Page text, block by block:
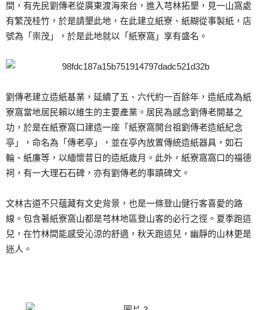
間，有先民劉傳老從廣東渡海來台，進入芎林拓墾，見一山窩處
有繁茂桂竹，於是請墾此地，在此建立紙寮、紙糊從事製紙，店
號為「崇茂」，於是此地就以「紙寮窩」享有盛名。
劉傳老建立造紙基業，延續了五、六代約一百餘年，造紙成為紙
寮窩當地居民賴以維生的主要產業。居民為感念劉傳老開基之
功，於是在紙寮窩口建造一座「紙寮窩開台祖劉傳老造紙紀念
亭」，命名為「傳老亭」，並在亭內放置傳統造紙器具，如石
輪、紙廉等，以緬懷昔日的造紙歲月。此外，紙寮窩窩口的福德
祠，有一大理石石碑，亦有劉傳老的事蹟碑文。
文林古道不只蘊藏有文史背景，也是一條登山健行客喜愛的路
線。包含著紙寮窩山都是芎林地區登山客的必行之徑。夏季跑這
兒，在竹林間能感受沁涼的舒適，秋天跑這兒，幽靜的山林更是
迷人。